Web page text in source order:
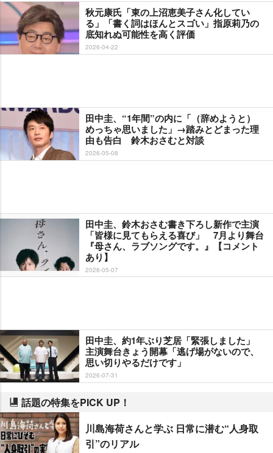
秋元康氏「東の上沼恵美子さん化してい
る」「書く詞はほんとスゴい」指原莉乃の
底知れぬ可能性を高く評価
2026-04-22
田中圭、“1年間”の内に「（辞めようと）
めっちゃ思いました」→踏みとどまった理
由も告白 鈴木おさむと対談
2026-05-08
田中圭、鈴木おさむ書き下ろし新作で主演
「皆様に見てもらえる喜び」 7月より舞台
『母さん、ラブソングです。』【コメント
あり】
2026-05-07
田中圭、約1年ぶり芝居「緊張しました」
主演舞台きょう開幕「逃げ場がないので、
思い切りやるだけです」
2026-07-31
話題の特集をPICK UP！
川島海荷さんと学ぶ 日常に潜む“人身取
引”のリアル